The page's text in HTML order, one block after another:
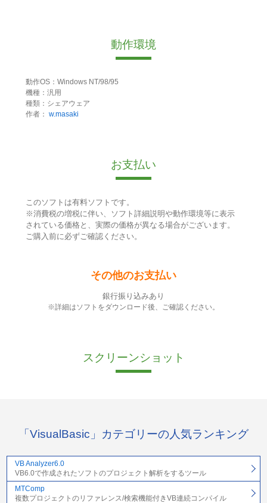
動作環境
動作OS：Windows NT/98/95
機種：汎用
種類：シェアウェア
作者： w.masaki
お支払い
このソフトは有料ソフトです。
※消費税の増税に伴い、ソフト詳細説明や動作環境等に表示
されている価格と、実際の価格が異なる場合がございます。
ご購入前に必ずご確認ください。
その他のお支払い
銀行振り込みあり
※詳細はソフトをダウンロード後、ご確認ください。
スクリーンショット
「VisualBasic」カテゴリーの人気ランキング
VB Analyzer6.0
VB6.0で作成されたソフトのプロジェクト解析をするツール
MTComp
複数プロジェクトのリファレンス/検索機能付きVB連続コンパイル